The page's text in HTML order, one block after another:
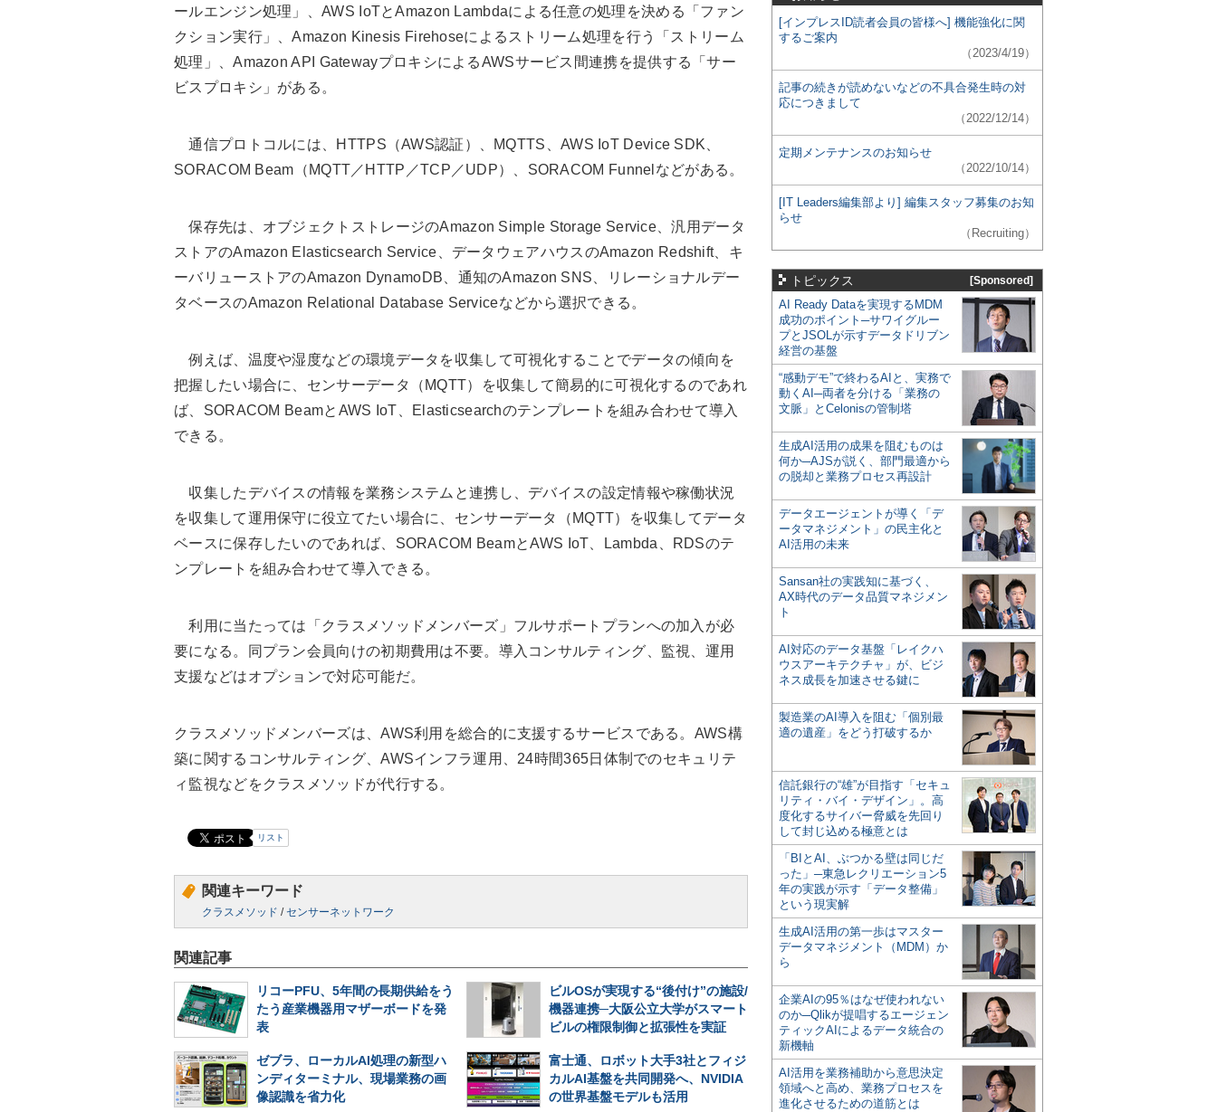
ールエンジン処理」、AWS IoTとAmazon Lambdaによる任意の処理を決める「ファン
クション実行」、Amazon Kinesis Firehoseによるストリーム処理を行う「ストリーム
処理」、Amazon API GatewayプロキシによるAWSサービス間連携を提供する「サー
ビスプロキシ」がある。
通信プロトコルには、HTTPS（AWS認証）、MQTTS、AWS IoT Device SDK、
SORACOM Beam（MQTT／HTTP／TCP／UDP）、SORACOM Funnelなどがある。
保存先は、オブジェクトストレージのAmazon Simple Storage Service、汎用データ
ストアのAmazon Elasticsearch Service、データウェアハウスのAmazon Redshift、キ
ーバリューストアのAmazon DynamoDB、通知のAmazon SNS、リレーショナルデー
タベースのAmazon Relational Database Serviceなどから選択できる。
例えば、温度や湿度などの環境データを収集して可視化することでデータの傾向を
把握したい場合に、センサーデータ（MQTT）を収集して簡易的に可視化するのであれ
ば、SORACOM BeamとAWS IoT、Elasticsearchのテンプレートを組み合わせて導入
できる。
収集したデバイスの情報を業務システムと連携し、デバイスの設定情報や稼働状況
を収集して運用保守に役立てたい場合に、センサーデータ（MQTT）を収集してデータ
ベースに保存したいのであれば、SORACOM BeamとAWS IoT、Lambda、RDSのテ
ンプレートを組み合わせて導入できる。
利用に当たっては「クラスメソッドメンバーズ」フルサポートプランへの加入が必
要になる。同プラン会員向けの初期費用は不要。導入コンサルティング、監視、運用
支援などはオプションで対応可能だ。
クラスメソッドメンバーズは、AWS利用を総合的に支援するサービスである。AWS構
築に関するコンサルティング、AWSインフラ運用、24時間365日体制でのセキュリテ
ィ監視などをクラスメソッドが代行する。
リスト
関連キーワード
クラスメソッド /センサーネットワーク
関連記事
リコーPFU、5年間の長期供給をう
たう産業機器用マザーボードを発
表
ビルOSが実現する“後付け”の施設/
機器連携─大阪公立大学がスマート
ビルの権限制御と拡張性を実証
ゼブラ、ローカルAI処理の新型ハ
ンディターミナル、現場業務の画
像認識を省力化
富士通、ロボット大手3社とフィジ
カルAI基盤を共同開発へ、NVIDIA
の世界基盤モデルも活用
[インプレスID読者会員の皆様へ] 機能強化に関
するご案内
（2023/4/19）
記事の続きが読めないなどの不具合発生時の対
応につきまして
（2022/12/14）
定期メンテナンスのお知らせ
（2022/10/14）
[IT Leaders編集部より] 編集スタッフ募集のお知
らせ
（Recruiting）
トピックス [Sponsored]
AI Ready Dataを実現するMDM
成功のポイント─サワイグルー
プとJSOLが示すデータドリブン
経営の基盤
“感動デモ”で終わるAIと、実務で
動くAI─両者を分ける「業務の
文脈」とCelonisの管制塔
生成AI活用の成果を阻むものは
何か─AJSが説く、部門最適から
の脱却と業務プロセス再設計
データエージェントが導く「デ
ータマネジメント」の民主化と
AI活用の未来
Sansan社の実践知に基づく、
AX時代のデータ品質マネジメン
ト
AI対応のデータ基盤「レイクハ
ウスアーキテクチャ」が、ビジ
ネス成長を加速させる鍵に
製造業のAI導入を阻む「個別最
適の遺産」をどう打破するか
信託銀行の“雄”が目指す「セキュ
リティ・バイ・デザイン」。高
度化するサイバー脅威を先回り
して封じ込める極意とは
「BIとAI、ぶつかる壁は同じだ
った」─東急レクリエーション5
年の実践が示す「データ整備」
という現実解
生成AI活用の第一歩はマスター
データマネジメント（MDM）か
ら
企業AIの95％はなぜ使われない
のか─Qlikが提唱するエージェン
ティックAIによるデータ統合の
新機軸
AI活用を業務補助から意思決定
領域へと高め、業務プロセスを
進化させるための道筋とは